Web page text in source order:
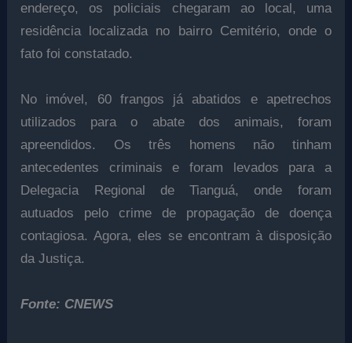
endereço, os policiais chegaram ao local, uma
residência localizada no bairro Cemitério, onde o
fato foi constatado.
No imóvel, 60 frangos já abatidos e apetrechos
utilizados para o abate dos animais, foram
apreendidos. Os três homens não tinham
antecedentes criminais e foram levados para a
Delegacia Regional de Tianguá, onde foram
autuados pelo crime de propagação de doença
contagiosa. Agora, eles se encontram à disposição
da Justiça.
Fonte: CNEWS